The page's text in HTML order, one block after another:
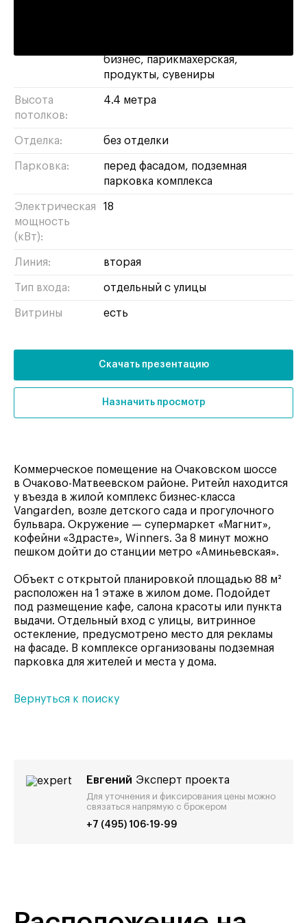
бизнес парикмахерская
продукты сувениры
Высота
потолков:
4.4 метра
Отделка: без отделки
Парковка:
перед фасадом, подземная
парковка комплекса
Электрическая
мощность
(кВт):
18
Линия: вторая
Тип входа: отдельный с улицы
Витрины есть
Скачать презентацию
Назначить просмотр
Коммерческое помещение на Очаковском шоссе
в Очаково-Матвеевском районе. Ритейл находится
у въезда в жилой комплекс бизнес-класса
Vangarden, возле детского сада и прогулочного
бульвара. Окружение — супермаркет «Магнит»,
кофейни «Здрасте», Winners. За 8 минут можно
пешком дойти до станции метро «Аминьевская».
Объект с открытой планировкой площадью 88 м²
расположен на 1 этаже в жилом доме. Подойдет
под размещение кафе, салона красоты или пункта
выдачи. Отдельный вход с улицы, витринное
остекление, предусмотрено место для рекламы
на фасаде. В комплексе организованы подземная
парковка для жителей и места у дома.
Вернуться к поиску
Евгений Эксперт проекта
Для уточнения и фиксирования цены можно
связаться напрямую с брокером
+7 (495) 106-19-99